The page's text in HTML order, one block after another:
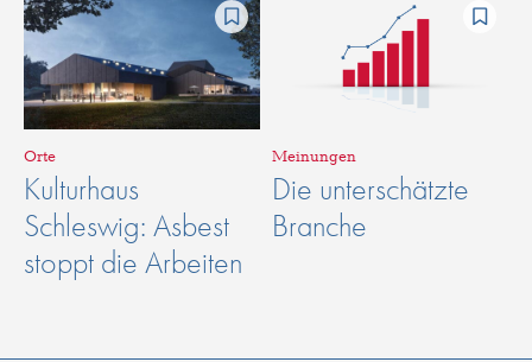
Orte
Kulturhaus
Schleswig: Asbest
stoppt die Arbeiten
Meinungen
Die unterschätzte
Branche